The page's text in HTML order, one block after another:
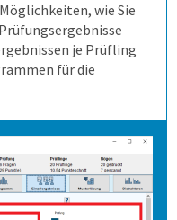
wie Sie
je Prüfling
für die